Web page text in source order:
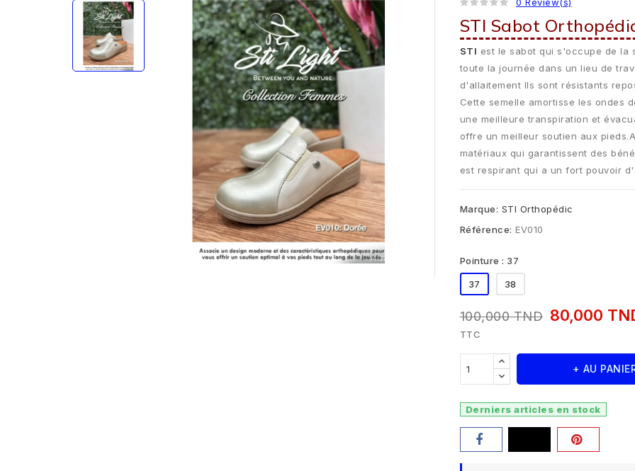
STI Sabot
STI est le sabot qui s'occupe de la
toute la journée dans un lieu de
d'allaitement Ils sont résistants
Cette semelle amortisse les ondes
une meilleure transpiration et
offre un meilleur soutien aux
matériaux qui garantissent des
est respirant qui a un fort pouvoir
Marque: STI Orthopédic
Référence: EV010
Pointure : 37
37 38
100,000 TND 80,000
TTC
+ AU
Derniers articles en stock